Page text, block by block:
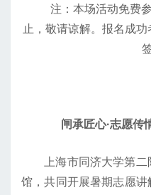
注：本场活动免费参
止，敬请谅解。报名成
闸承匠心·志愿传
上海市同济大学第二
馆，共同开展暑期志愿